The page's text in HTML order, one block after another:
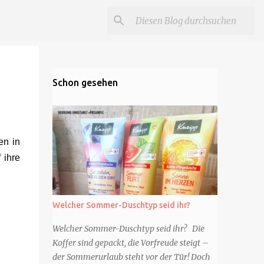
in
ihre
Schon gesehen
Welcher Sommer-Duschtyp seid ihr?
Welcher Sommer-Duschtyp seid ihr? Die
Koffer sind gepackt, die Vorfreude steigt –
der Sommerurlaub steht vor der Tür! Doch